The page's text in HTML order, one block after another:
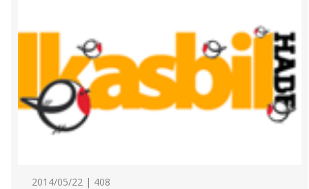
2014/05/22 | 408